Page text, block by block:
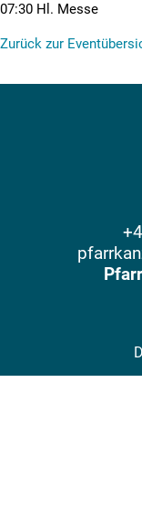
07:30 Hl. Messe
Zurück zur